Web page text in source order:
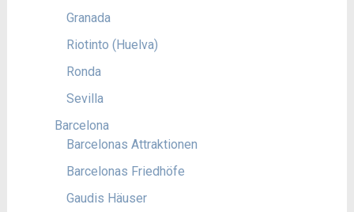
Granada
Riotinto (Huelva)
Ronda
Sevilla
Barcelona
Barcelonas Attraktionen
Barcelonas Friedhöfe
Gaudis Häuser